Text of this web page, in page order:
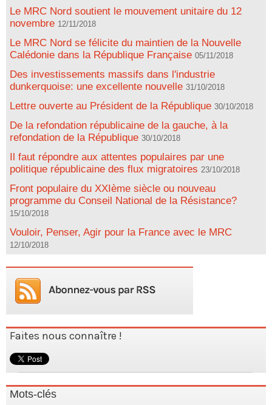
Le MRC Nord soutient le mouvement unitaire du 12
novembre 12/11/2018
Le MRC Nord se félicite du maintien de la Nouvelle
Calédonie dans la République Française 05/11/2018
Des investissements massifs dans l'industrie
dunkerquoise: une excellente nouvelle 31/10/2018
Lettre ouverte au Président de la République 30/10/2018
De la refondation républicaine de la gauche, à la
refondation de la République 30/10/2018
Il faut répondre aux attentes populaires par une
politique républicaine des flux migratoires 23/10/2018
Front populaire du XXIème siècle ou nouveau
programme du Conseil National de la Résistance?
15/10/2018
Vouloir, Penser, Agir pour la France avec le MRC
12/10/2018
Faites nous connaître !
Mots-clés